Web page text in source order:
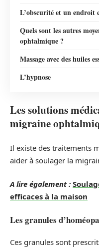
L’obscurité et un endroit
Quels sont les autres
ophtalmique ?
Massage avec des huiles
L’hypnose
Les solutions
migraine
Il existe des traitements
aider à soulager la
A lire également :
efficaces à la maison
Les granules
Ces granules sont